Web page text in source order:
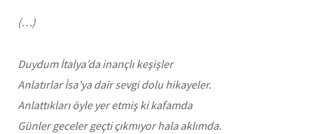
(…)
Duydum İtalya’da inançlı keşişler
Anlatırlar İsa’ya dair sevgi dolu hikayeler.
Anlattıkları öyle yer etmiş ki kafamda
Günler geceler geçti çıkmıyor hala aklımda.